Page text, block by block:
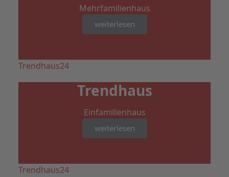
Mehrfamilienhaus
weiterlesen
Trendhaus24
Trendhaus
Einfamilienhaus
weiterlesen
Trendhaus24